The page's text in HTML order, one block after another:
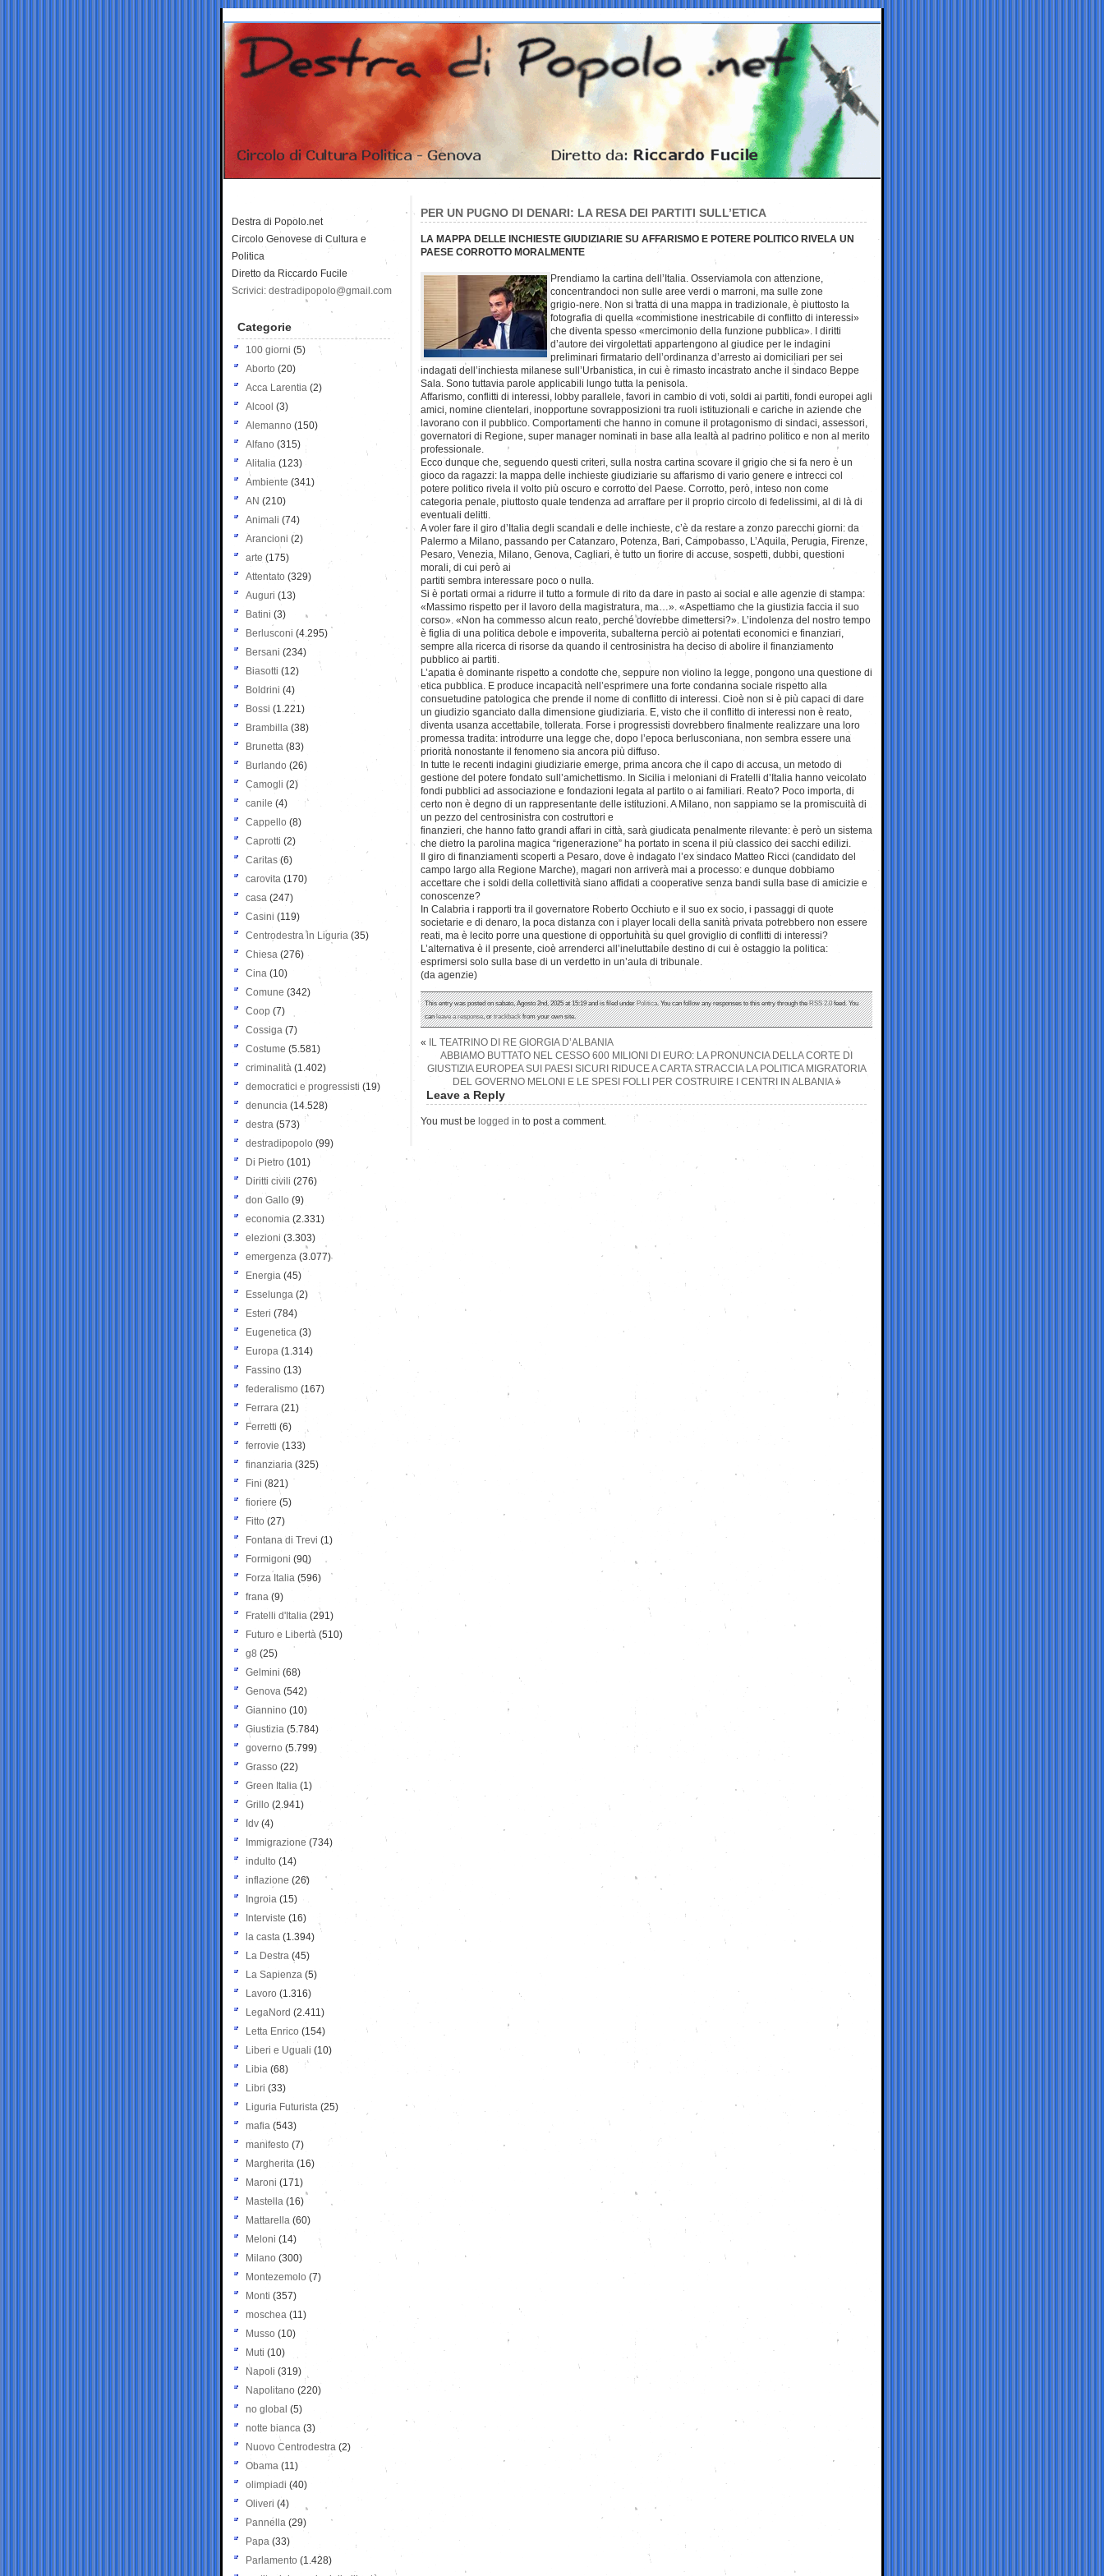
PER UN PUGNO DI DENARI: LA RESA DEI PARTITI SULL’ETICA
LA MAPPA DELLE INCHIESTE GIUDIZIARIE SU AFFARISMO E POTERE POLITICO RIVELA UN
PAESE CORROTTO MORALMENTE
Prendiamo la cartina dell’Italia. Osserviamola con attenzione,
concentrandoci non sulle aree verdi o marroni, ma sulle zone
grigio-nere. Non si tratta di una mappa in tradizionale, è piuttosto la
fotografia di quella «commistione inestricabile di conflitto di interessi»
che diventa spesso «mercimonio della funzione pubblica». I diritti
d’autore dei virgolettati appartengono al giudice per le indagini
preliminari firmatario dell’ordinanza d’arresto ai domiciliari per sei
indagati dell’inchiesta milanese sull’Urbanistica, in cui è rimasto incastrato anche il sindaco Beppe
Sala. Sono tuttavia parole applicabili lungo tutta la penisola.
Affarismo, conflitti di interessi, lobby parallele, favori in cambio di voti, soldi ai partiti, fondi europei agli
amici, nomine clientelari, inopportune sovrapposizioni tra ruoli istituzionali e cariche in aziende che
lavorano con il pubblico. Comportamenti che hanno in comune il protagonismo di sindaci, assessori,
governatori di Regione, super manager nominati in base alla lealtà al padrino politico e non al merito
professionale.
Ecco dunque che, seguendo questi criteri, sulla nostra cartina scovare il grigio che si fa nero è un
gioco da ragazzi: la mappa delle inchieste giudiziarie su affarismo di vario genere e intrecci col
potere politico rivela il volto più oscuro e corrotto del Paese. Corrotto, però, inteso non come
categoria penale, piuttosto quale tendenza ad arraffare per il proprio circolo di fedelissimi, al di là di
eventuali delitti.
A voler fare il giro d’Italia degli scandali e delle inchieste, c’è da restare a zonzo parecchi giorni: da
Palermo a Milano, passando per Catanzaro, Potenza, Bari, Campobasso, L’Aquila, Perugia, Firenze,
Pesaro, Venezia, Milano, Genova, Cagliari, è tutto un fiorire di accuse, sospetti, dubbi, questioni
morali, di cui però ai
partiti sembra interessare poco o nulla.
Si è portati ormai a ridurre il tutto a formule di rito da dare in pasto ai social e alle agenzie di stampa:
«Massimo rispetto per il lavoro della magistratura, ma…». «Aspettiamo che la giustizia faccia il suo
corso». «Non ha commesso alcun reato, perché dovrebbe dimettersi?». L’indolenza del nostro tempo
è figlia di una politica debole e impoverita, subalterna perciò ai potentati economici e finanziari,
sempre alla ricerca di risorse da quando il centrosinistra ha deciso di abolire il finanziamento
pubblico ai partiti.
L’apatia è dominante rispetto a condotte che, seppure non violino la legge, pongono una questione di
etica pubblica. E produce incapacità nell’esprimere una forte condanna sociale rispetto alla
consuetudine patologica che prende il nome di conflitto di interessi. Cioè non si è più capaci di dare
un giudizio sganciato dalla dimensione giudiziaria. E, visto che il conflitto di interessi non è reato,
diventa usanza accettabile, tollerata. Forse i progressisti dovrebbero finalmente realizzare una loro
promessa tradita: introdurre una legge che, dopo l’epoca berlusconiana, non sembra essere una
priorità nonostante il fenomeno sia ancora più diffuso.
In tutte le recenti indagini giudiziarie emerge, prima ancora che il capo di accusa, un metodo di
gestione del potere fondato sull’amichettismo. In Sicilia i meloniani di Fratelli d’Italia hanno veicolato
fondi pubblici ad associazione e fondazioni legata al partito o ai familiari. Reato? Poco importa, di
certo non è degno di un rappresentante delle istituzioni. A Milano, non sappiamo se la promiscuità di
un pezzo del centrosinistra con costruttori e
finanzieri, che hanno fatto grandi affari in città, sarà giudicata penalmente rilevante: è però un sistema
che dietro la parolina magica “rigenerazione” ha portato in scena il più classico dei sacchi edilizi.
Il giro di finanziamenti scoperti a Pesaro, dove è indagato l’ex sindaco Matteo Ricci (candidato del
campo largo alla Regione Marche), magari non arriverà mai a processo: e dunque dobbiamo
accettare che i soldi della collettività siano affidati a cooperative senza bandi sulla base di amicizie e
conoscenze?
In Calabria i rapporti tra il governatore Roberto Occhiuto e il suo ex socio, i passaggi di quote
societarie e di denaro, la poca distanza con i player locali della sanità privata potrebbero non essere
reati, ma è lecito porre una questione di opportunità su quel groviglio di conflitti di interessi?
L’alternativa è il presente, cioè arrenderci all’ineluttabile destino di cui è ostaggio la politica:
esprimersi solo sulla base di un verdetto in un’aula di tribunale.
(da agenzie)
This entry was posted on sabato, Agosto 2nd, 2025 at 15:19 and is filed underPolitica. You can follow any responses to this entry through theRSS 2.0feed. You
canleave a response, ortrackbackfrom your own site.
«
IL TEATRINO DI RE GIORGIA D’ALBANIA
ABBIAMO BUTTATO NEL CESSO 600 MILIONI DI EURO: LA PRONUNCIA DELLA CORTE DI
GIUSTIZIA EUROPEA SUI PAESI SICURI RIDUCE A CARTA STRACCIA LA POLITICA MIGRATORIA
DEL GOVERNO MELONI E LE SPESI FOLLI PER COSTRUIRE I CENTRI IN ALBANIA»
Leave a Reply
You must be logged in to post a comment.
Destra di Popolo.net
Circolo Genovese di Cultura e
Politica
Diretto da Riccardo Fucile
Scrivici: destradipopolo@gmail.com
Categorie
100 giorni (5)
Aborto (20)
Acca Larentia (2)
Alcool (3)
Alemanno (150)
Alfano (315)
Alitalia (123)
Ambiente (341)
AN (210)
Animali (74)
Arancioni (2)
arte (175)
Attentato (329)
Auguri (13)
Batini (3)
Berlusconi (4.295)
Bersani (234)
Biasotti (12)
Boldrini (4)
Bossi (1.221)
Brambilla (38)
Brunetta (83)
Burlando (26)
Camogli (2)
canile (4)
Cappello (8)
Caprotti (2)
Caritas (6)
carovita (170)
casa (247)
Casini (119)
Centrodestra in Liguria (35)
Chiesa (276)
Cina (10)
Comune (342)
Coop (7)
Cossiga (7)
Costume (5.581)
criminalità (1.402)
democratici e progressisti (19)
denuncia (14.528)
destra (573)
destradipopolo (99)
Di Pietro (101)
Diritti civili (276)
don Gallo (9)
economia (2.331)
elezioni (3.303)
emergenza (3.077)
Energia (45)
Esselunga (2)
Esteri (784)
Eugenetica (3)
Europa (1.314)
Fassino (13)
federalismo (167)
Ferrara (21)
Ferretti (6)
ferrovie (133)
finanziaria (325)
Fini (821)
fioriere (5)
Fitto (27)
Fontana di Trevi (1)
Formigoni (90)
Forza Italia (596)
frana (9)
Fratelli d'Italia (291)
Futuro e Libertà (510)
g8 (25)
Gelmini (68)
Genova (542)
Giannino (10)
Giustizia (5.784)
governo (5.799)
Grasso (22)
Green Italia (1)
Grillo (2.941)
Idv (4)
Immigrazione (734)
indulto (14)
inflazione (26)
Ingroia (15)
Interviste (16)
la casta (1.394)
La Destra (45)
La Sapienza (5)
Lavoro (1.316)
LegaNord (2.411)
Letta Enrico (154)
Liberi e Uguali (10)
Libia (68)
Libri (33)
Liguria Futurista (25)
mafia (543)
manifesto (7)
Margherita (16)
Maroni (171)
Mastella (16)
Mattarella (60)
Meloni (14)
Milano (300)
Montezemolo (7)
Monti (357)
moschea (11)
Musso (10)
Muti (10)
Napoli (319)
Napolitano (220)
no global (5)
notte bianca (3)
Nuovo Centrodestra (2)
Obama (11)
olimpiadi (40)
Oliveri (4)
Pannella (29)
Papa (33)
Parlamento (1.428)